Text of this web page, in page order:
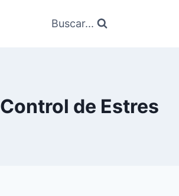
Buscar...
Control de Estres